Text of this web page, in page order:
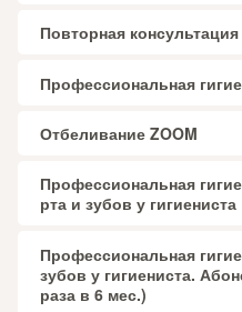
Повторная консультация
Профессиональная
Отбеливание ZOOM
Профессиональная
рта и зубов у гигиениста
Профессиональная
зубов у гигиениста.
раза в 6 мес.)